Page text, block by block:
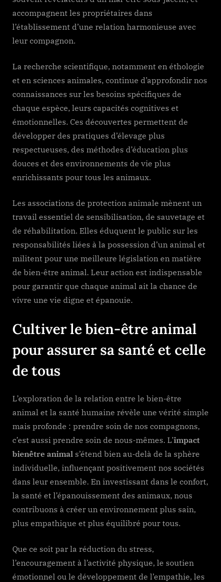
accompagnent les propriétaires dans
l’établissement d’une relation harmonieuse avec
leur compagnon.
La recherche scientifique, notamment en éthologie
et en sciences animales, continue d’approfondir nos
connaissances sur les besoins spécifiques de
chaque espèce, leurs capacités cognitives et
émotionnelles. Ces découvertes permettent de
développer des pratiques d’élevage plus
respectueuses, des méthodes d’éducation plus
douces et des environnements de vie plus
enrichissants pour tous les animaux.
Les associations de protection animale mènent un
travail essentiel de sensibilisation, de sauvetage et
de réhabilitation. Elles éduquent le public sur les
responsabilités liées à la possession d’un animal et
militent pour une meilleure législation en matière
de bien-être animal. Leur action est indispensable
pour garantir que chaque animal ait la chance de
vivre une vie digne et épanouie.
Cultiver le bien-être animal
pour assurer sa santé et celle
de tous
L’exploration de la relation entre le bien-être
animal et la santé humaine révèle une vérité simple
mais profonde : prendre soin de nos compagnons,
c’est aussi prendre soin de nous-mêmes. L’impact
bienêtre animal s’étend bien au-delà de la sphère
individuelle, influençant positivement nos sociétés
dans leur ensemble. En investissant dans le confort,
la santé et l’épanouissement des animaux, nous
contribuons à créer un environnement plus sain,
plus empathique et plus équilibré pour tous.
Que ce soit par la réduction du stress,
l’encouragement à l’activité physique, le soutien
émotionnel ou le développement de l’empathie, les